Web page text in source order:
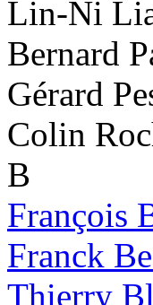
Lin-Ni
Bernard
Gérard
Colin
B
François
Franck
Thierry